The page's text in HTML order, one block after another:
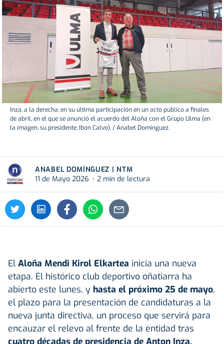
Inza, a la derecha, en su última participación en un acto público a finales
de abril, en el que se anunció el acuerdo del Aloña con el Grupo Ulma (en
la imagen, su presidente, Ibon Calvo). / Anabel Dominguez.
ANABEL DOMÍNGUEZ | NTM
11 de Mayo 2026
2 min de lectura
El Aloña Mendi Kirol Elkartea inicia una nueva
etapa. El histórico club deportivo oñatiarra ha
abierto este lunes, y hasta el próximo 25 de mayo,
el plazo para la presentación de candidaturas a la
nueva junta directiva, un proceso que servirá para
encauzar el relevo al frente de la entidad tras
cuatro décadas de presidencia de Anton Inza.